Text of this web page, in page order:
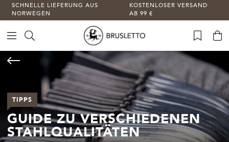
SCHNELLE LIEFERUNG AUS
NORWEGEN
KOSTENLOSER VERSAND
AB 99 €
TIPPS
GUIDE ZU VERSCHIEDENEN
STAHLQUALITÄTEN